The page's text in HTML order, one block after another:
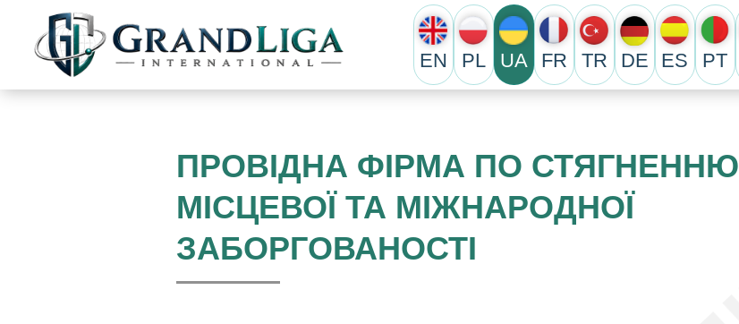
EN PL UA FR TR DE ES PT
ПРОВІДНА ФІРМА ПО СТЯГНЕННЮ
МІСЦЕВОЇ ТА МІЖНАРОДНОЇ
ЗАБОРГОВАНОСТІ